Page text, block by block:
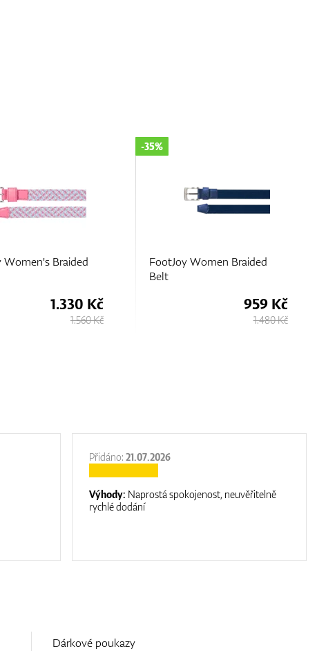
Women's Braided
1.330 Kč
1.560 Kč
FootJoy Women Braided
Belt
-35%
959 Kč
1.480 Kč
Přidáno:21.07.2026
Výhody: Naprostá spokojenost, neuvěřitelně
rychlé dodání
Dárkové poukazy